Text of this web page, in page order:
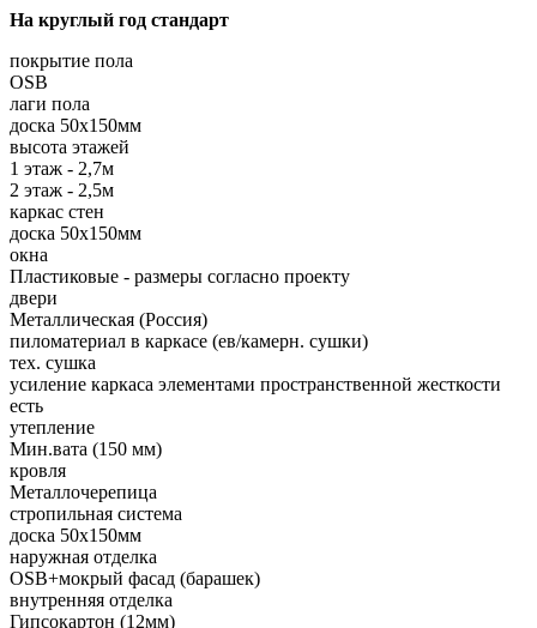
На круглый год стандарт
покрытие пола
OSB
лаги пола
доска 50х150мм
высота этажей
1 этаж - 2,7м
2 этаж - 2,5м
каркас стен
доска 50х150мм
окна
Пластиковые - размеры согласно проекту
двери
Металлическая (Россия)
пиломатериал в каркасе (ев/камерн. сушки)
тех. сушка
усиление каркаса элементами пространственной жесткости
есть
утепление
Мин.вата (150 мм)
кровля
Металлочерепица
стропильная система
доска 50х150мм
наружная отделка
OSB+мокрый фасад (барашек)
внутренняя отделка
Гипсокартон (12мм)